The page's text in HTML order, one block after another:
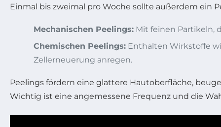
Einmal bis zweimal pro Woche sollte außerdem ein
Mechanischen Peelings: Mit feinen Partikeln,
Chemischen Peelings: Enthalten Wirkstoffe
Zellerneuerung anregen.
Peelings fördern eine glattere Hautoberfläche,
Wichtig ist eine angemessene Frequenz und die